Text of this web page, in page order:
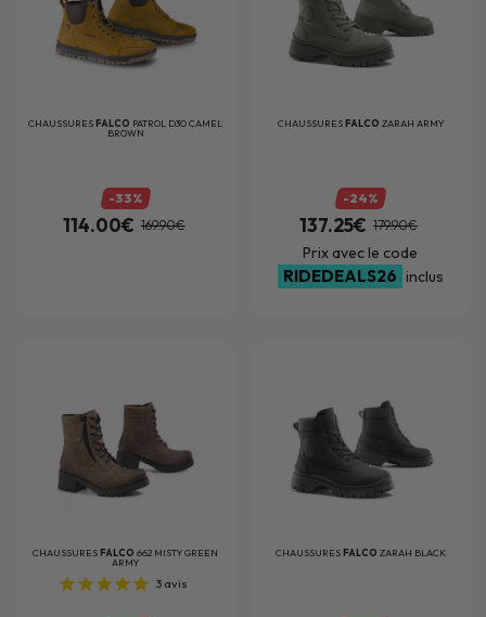
CHAUSSURESFALCO PATROL D3O CAMEL
BROWN
-33%
114.00€ 169.90€
CHAUSSURESFALCO ZARAH ARMY
-24%
137.25€ 179.90€
Prix avec le code
RIDEDEALS26 inclus
CHAUSSURESFALCO662 MISTY GREEN
ARMY
3 avis
CHAUSSURESFALCO ZARAH BLACK